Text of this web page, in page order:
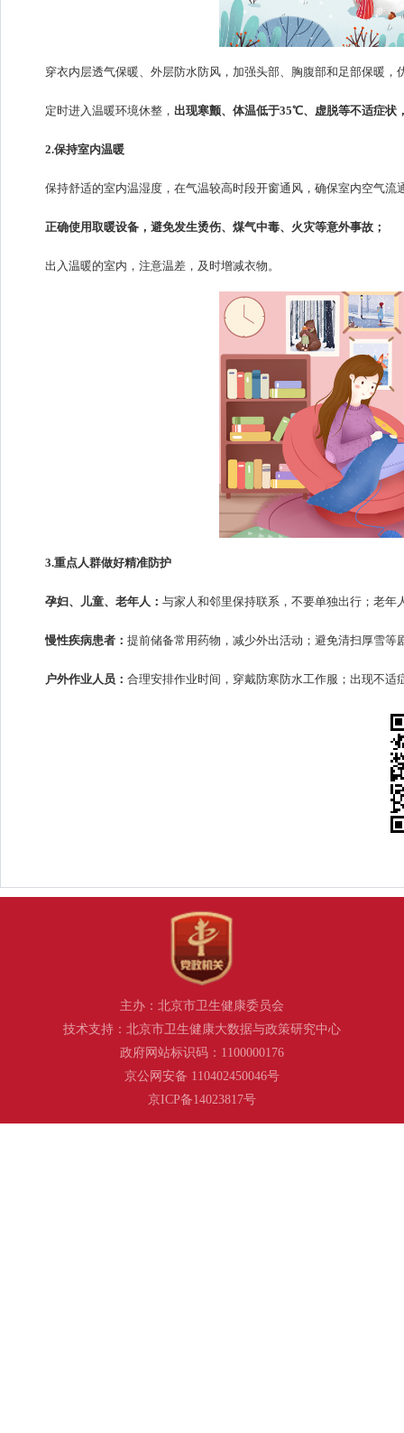
穿衣内层透气保暖、外层防水防风，加强头部、胸腹部和足部保暖，
定时进入温暖环境休整， 出现寒颤、体温低于35℃、虚脱等不适症状
2.保持室内温暖
保持舒适的室内温湿度，在气温较高时段开窗通风，确保室内空气流
正确使用取暖设备，避免发生烫伤、煤气中毒、火灾等意外事故；
出入温暖的室内，注意温差，及时增减衣物。
3.重点人群做好精准防护
孕妇、儿童、老年人： 与家人和邻里保持联系，不要单独出行；老
慢性疾病患者： 提前储备常用药物，减少外出活动；避免清扫厚雪
户外作业人员： 合理安排作业时间，穿戴防寒防水工作服；出现不适
主办：北京市卫生健康委员会
技术支持：北京市卫生健康大数据与政策研究中心
政府网站标识码：1100000176
京公网安备 110402450046号
京ICP备14023817号